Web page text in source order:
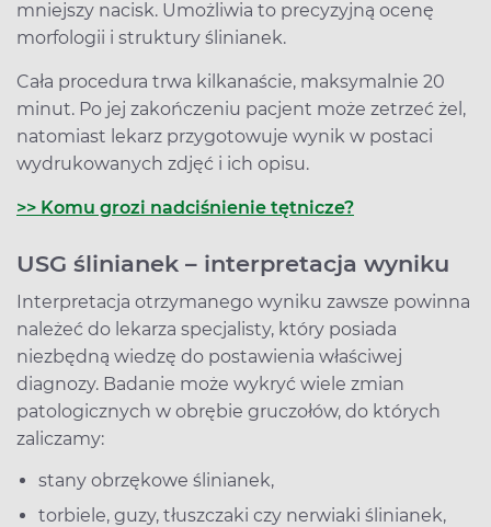
mniejszy nacisk. Umożliwia to precyzyjną ocenę
morfologii i struktury ślinianek.
Cała procedura trwa kilkanaście, maksymalnie 20
minut. Po jej zakończeniu pacjent może zetrzeć żel,
natomiast lekarz przygotowuje wynik w postaci
wydrukowanych zdjęć i ich opisu.
>> Komu grozi nadciśnienie tętnicze?
USG ślinianek – interpretacja wyniku
Interpretacja otrzymanego wyniku zawsze powinna
należeć do lekarza specjalisty, który posiada
niezbędną wiedzę do postawienia właściwej
diagnozy. Badanie może wykryć wiele zmian
patologicznych w obrębie gruczołów, do których
zaliczamy:
stany obrzękowe ślinianek,
torbiele, guzy, tłuszczaki czy nerwiaki ślinianek,